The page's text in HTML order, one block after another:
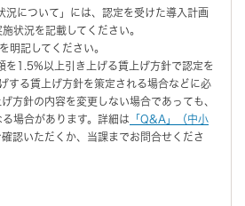
について」には、認定を受けた導入計画
状況を記載してください。
明記してください。
を1.5%以上引き上げる賃上げ方針で認定を
する賃上げ方針を策定される場合などに必
方針の内容を変更しない場合であっても、
場合があります。詳細は 「Q&A」（中小
確認いただくか、当課までお問合せくださ